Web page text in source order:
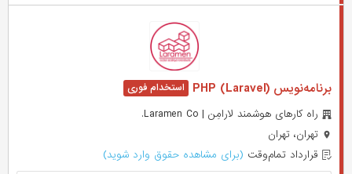
برنامه‌نویس (PHP (Laravel
راه کارهای هوشمند لارامِن | Laramen Co.
تهران، تهران
قرارداد تمام‌وقت (برای مشاهده حقوق وارد شوید)